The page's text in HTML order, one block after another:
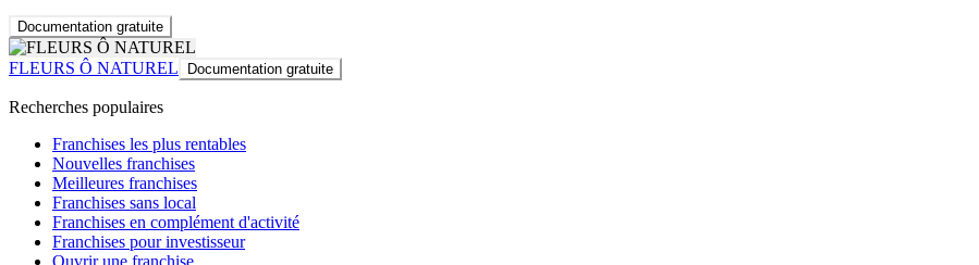
Documentation gratuite
FLEURS Ô NATUREL Documentation gratuite
Recherches populaires
Franchises les plus rentables
Nouvelles franchises
Meilleures franchises
Franchises sans local
Franchises en complément d'activité
Franchises pour investisseur
Ouvrir une franchise